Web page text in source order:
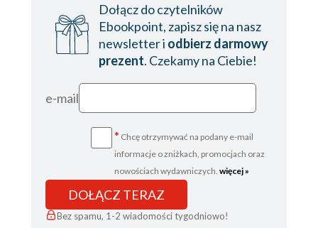
Dołącz do czytelników
Ebookpoint, zapisz się na nasz
newsletter i odbierz darmowy
prezent. Czekamy na Ciebie!
e-mail
* Chcę otrzymywać na podany e-mail
informacje o zniżkach, promocjach oraz
nowościach wydawniczych. więcej »
DOŁĄCZ TERAZ
Bez spamu, 1-2 wiadomości tygodniowo!